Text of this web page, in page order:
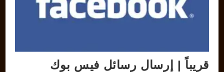
قريباً | إرسال رسائل فيس بوك